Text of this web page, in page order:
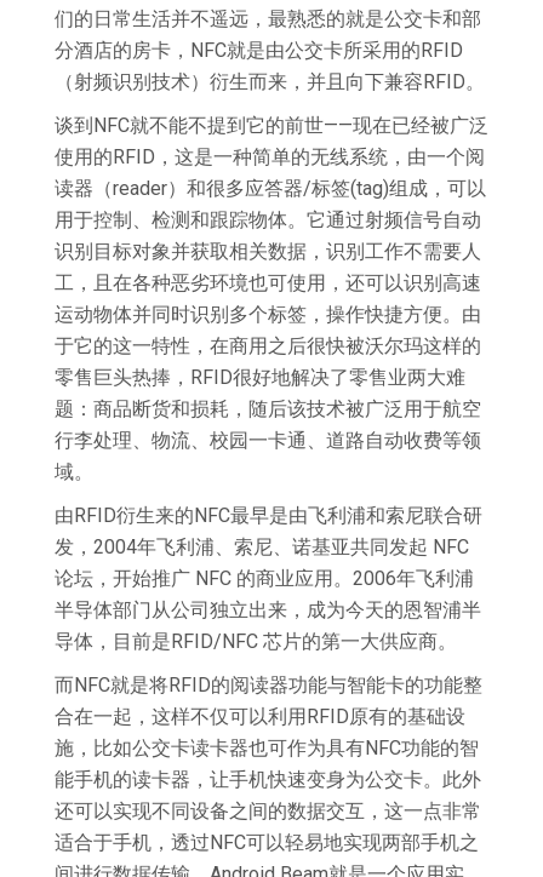
们的日常生活并不遥远，最熟悉的就是公交卡和部
分酒店的房卡，NFC就是由公交卡所采用的RFID
（射频识别技术）衍生而来，并且向下兼容RFID。
谈到NFC就不能不提到它的前世——现在已经被广泛
使用的RFID，这是一种简单的无线系统，由一个阅
读器（reader）和很多应答器/标签(tag)组成，可以
用于控制、检测和跟踪物体。它通过射频信号自动
识别目标对象并获取相关数据，识别工作不需要人
工，且在各种恶劣环境也可使用，还可以识别高速
运动物体并同时识别多个标签，操作快捷方便。由
于它的这一特性，在商用之后很快被沃尔玛这样的
零售巨头热捧，RFID很好地解决了零售业两大难
题：商品断货和损耗，随后该技术被广泛用于航空
行李处理、物流、校园一卡通、道路自动收费等领
域。
由RFID衍生来的NFC最早是由飞利浦和索尼联合研
发，2004年飞利浦、索尼、诺基亚共同发起 NFC
论坛，开始推广 NFC 的商业应用。2006年飞利浦
半导体部门从公司独立出来，成为今天的恩智浦半
导体，目前是RFID/NFC 芯片的第一大供应商。
而NFC就是将RFID的阅读器功能与智能卡的功能整
合在一起，这样不仅可以利用RFID原有的基础设
施，比如公交卡读卡器也可作为具有NFC功能的智
能手机的读卡器，让手机快速变身为公交卡。此外
还可以实现不同设备之间的数据交互，这一点非常
适合于手机，透过NFC可以轻易地实现两部手机之